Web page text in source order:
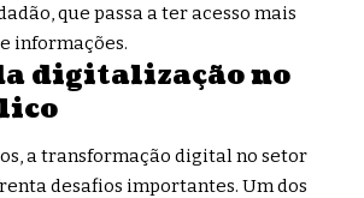
que passa a ter acesso mais
informações.
digitalização no
a transformação digital no setor
desafios importantes. Um dos